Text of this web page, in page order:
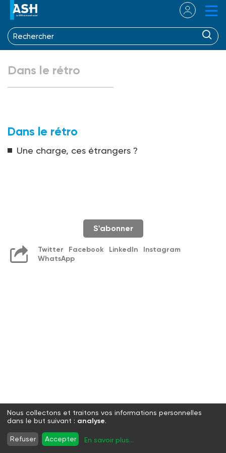
Dans le rétro
Dans le rétro
Une charge, ces étrangers ?
S'abonner
Twitter Facebook LinkedIn
Instagram
WhatsApp
Nous collectons et traitons vos informations personnelles
dans le but suivant : analyse.
Refuser Accepter En savoir plus...